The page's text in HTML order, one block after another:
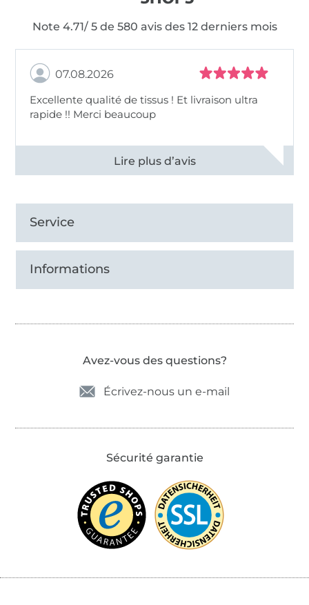
Note 4.71/ 5 de 580 avis des 12 derniers mois
07.08.2026
Excellente qualité de tissus ! Et livraison ultra
rapide !! Merci beaucoup
Voir tous les 11498 commentaires
Service
Informations
Avez-vous des questions?
Écrivez-nous un e-mail
Sécurité garantie